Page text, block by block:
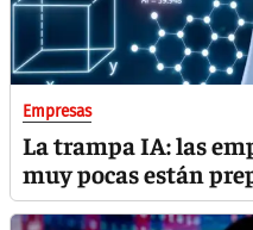
Empresas
La trampa IA: las
muy pocas están